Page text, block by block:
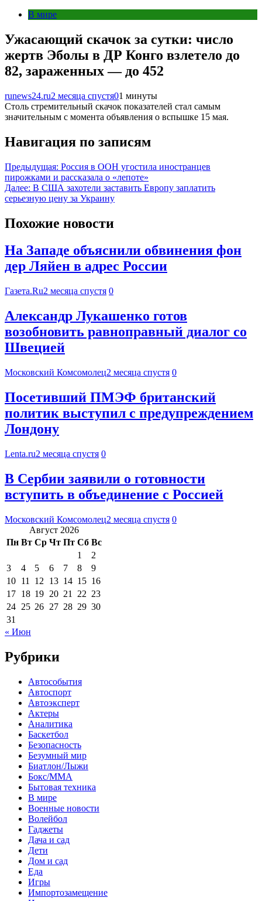
В мире
Ужасающий скачок за сутки: число
жертв Эболы в ДР Конго взлетело до
82, зараженных — до 452
runews24.ru2 месяца спустя01 минуты
Столь стремительный скачок показателей стал самым
значительным с момента объявления о вспышке 15 мая.
Навигация по записям
Предыдущая: Россия в ООН угостила иностранцев
пирожками и рассказала о «лепоте»
Далее: В США захотели заставить Европу заплатить
серьезную цену за Украину
Похожие новости
На Западе объяснили обвинения фон
дер Ляйен в адрес России
Газета.Ru2 месяца спустя 0
Александр Лукашенко готов
возобновить равноправный диалог со
Швецией
Московский Комсомолец2 месяца спустя 0
Посетивший ПМЭФ британский
политик выступил с предупреждением
Лондону
Lenta.ru2 месяца спустя 0
В Сербии заявили о готовности
вступить в объединение с Россией
Московский Комсомолец2 месяца спустя 0
Август 2026
Пн Вт Ср Чт Пт Сб Вс
1
2
3
4 5 6 7 8
9
10 11 12 13 14 15 16
17 18 19 20 21 22 23
24 25 26 27 28 29 30
31
« Июн
Рубрики
Автособытия
Автоспорт
Автоэксперт
Актеры
Аналитика
Баскетбол
Безопасность
Безумный мир
Биатлон/Лыжи
Бокс/MMA
Бытовая техника
В мире
Военные новости
Волейбол
Гаджеты
Дача и сад
Дети
Дом и сад
Еда
Игры
Импортозамещение